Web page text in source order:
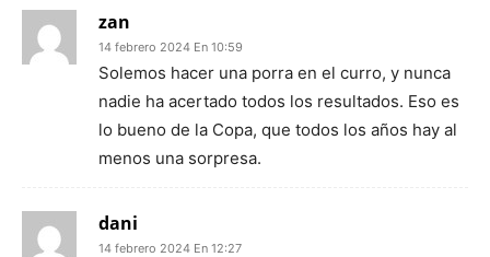
zan
14 febrero 2024 En 10:59
Solemos hacer una porra en el curro, y nunca
nadie ha acertado todos los resultados. Eso es
lo bueno de la Copa, que todos los años hay al
menos una sorpresa.
dani
14 febrero 2024 En 12:27